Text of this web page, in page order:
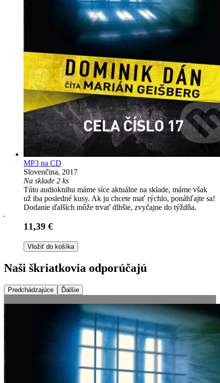
MP3 na CD
Slovenčina, 2017
Na sklade 2 ks
Túto audioknihu máme síce aktuálne na sklade, máme však
už iba posledné kusy. Ak ju chcete mať rýchlo, ponáhľajte sa!
Dodanie ďalších môže trvať dlhšie, zvyčajne do týždňa.
11,39 €
Vložiť do košíka
Naši škriatkovia odporúčajú
Predchádzajúce Ďalšie